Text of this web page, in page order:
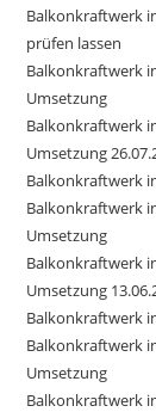
Balkonkraftwerk
prüfen lassen
Balkonkraftwerk
Umsetzung
Balkonkraftwerk
Umsetzung
Balkonkraftwerk
Balkonkraftwerk
Umsetzung
Balkonkraftwerk
Umsetzung
Balkonkraftwerk
Balkonkraftwerk
Umsetzung
Balkonkraftwerk